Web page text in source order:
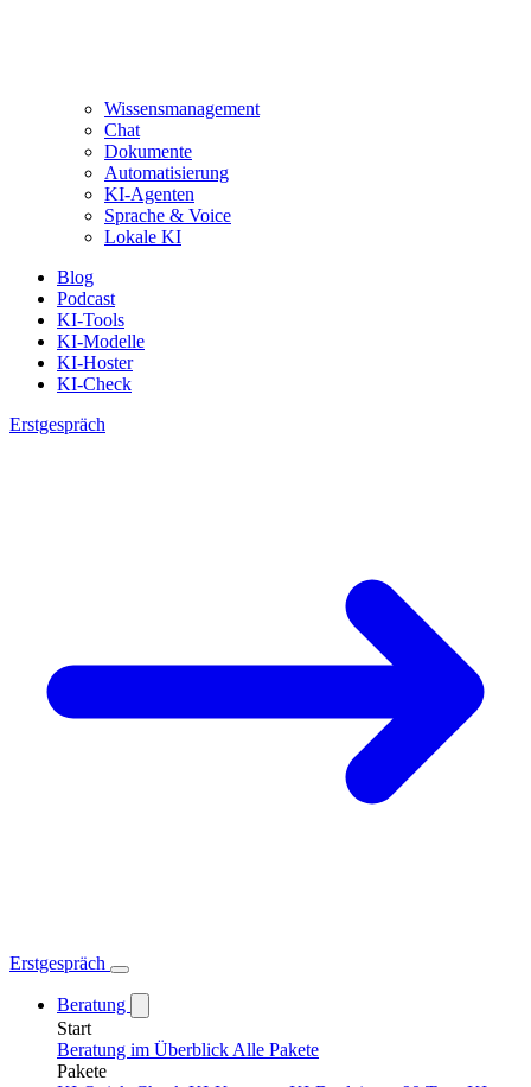
Wissensmanagement
Chat
Dokumente
Automatisierung
KI-Agenten
Sprache & Voice
Lokale KI
Blog
Podcast
KI-Tools
KI-Modelle
KI-Hoster
KI-Check
Erstgespräch
Erstgespräch
Beratung
Start
Beratung im Überblick Alle Pakete
Pakete